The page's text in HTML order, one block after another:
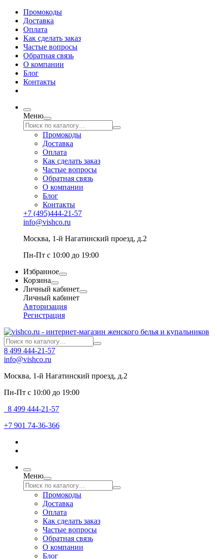
Промокоды
Доставка
Оплата
Как сделать заказ
Частые вопросы
Обратная связь
О компании
Блог
Контакты
Меню
Промокоды
Доставка
Оплата
Как сделать заказ
Частые вопросы
Обратная связь
О компании
Блог
Контакты
+7 (495)444-21-57
info@vishco.ru
Москва, 1-й Нагатинский проезд, д.2
Пн-Пт с 10:00 до 19:00
Избранное
Корзина
Личный кабинет
Личный кабинет
Авторизация
Регистрация
8 499 444-21-57
info@vishco.ru
Москва, 1-й Нагатинский проезд, д.2
Пн-Пт с 10:00 до 19:00
8 499 444-21-57
+7 901 74-36-366
Меню
Промокоды
Доставка
Оплата
Как сделать заказ
Частые вопросы
Обратная связь
О компании
Блог